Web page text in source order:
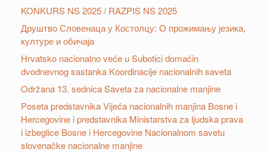
KONKURS NS 2025 / RAZPIS NS 2025
Друштвo Словенаца у Костолцу: О прожимању језика,
културе и обичаја
Hrvatsko nacionalno veće u Subotici domaćin
dvodnevnog sastanka Koordinacije nacionalnih saveta
Održana 13. sednica Saveta za nacionalne manjine
Poseta predstavnika Vijeća nacionalnih manjina Bosne i
Hercegovine i predstavnika Ministarstva za ljudska prava
i izbeglice Bosne i Hercegovine Nacionalnom savetu
slovenačke nacionalne manjine